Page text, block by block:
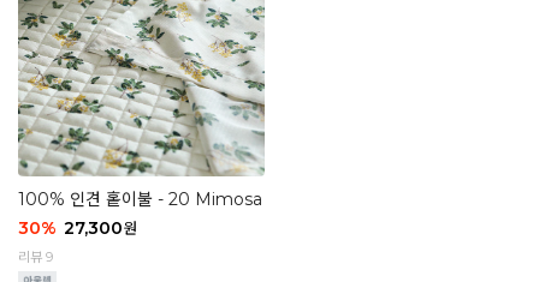
100% 인견 홑이불 - 20 Mimosa
30% 27,300원
리뷰 9